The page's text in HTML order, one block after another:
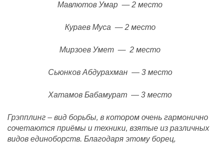
Мавлютов Умар — 2 место
Кураев Муса — 2 место
Мирзоев Умет — 2 место
Сьюнков Абдурахман — 3 место
Хатамов Бабамурат — 3 место
Грэпплинг – вид борьбы, в котором очень гармонично
сочетаются приёмы и техники, взятые из различных
видов единоборств. Благодаря этому борец,